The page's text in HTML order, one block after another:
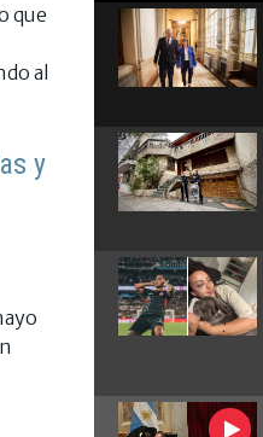
que
al
y